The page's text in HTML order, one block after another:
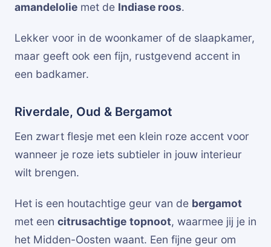
amandelolie met de Indiase roos.
Lekker voor in de woonkamer of de slaapkamer,
maar geeft ook een fijn, rustgevend accent in
een badkamer.
Riverdale, Oud & Bergamot
Een zwart flesje met een klein roze accent voor
wanneer je roze iets subtieler in jouw interieur
wilt brengen.
Het is een houtachtige geur van de bergamot
met een citrusachtige topnoot, waarmee jij je in
het Midden-Oosten waant. Een fijne geur om